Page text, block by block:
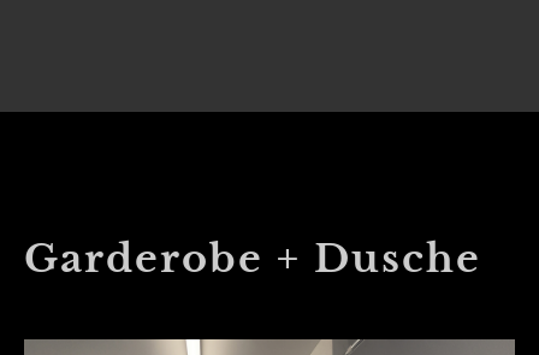
Garderobe + Dusche